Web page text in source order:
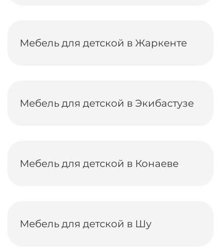
Мебель для детской в Жаркенте
Мебель для детской в Экибастузе
Мебель для детской в Конаеве
Мебель для детской в Шу